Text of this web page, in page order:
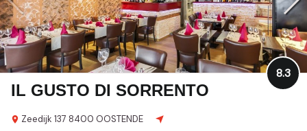
IL GUSTO DI SORRENTO
Zeedijk 137 8400 OOSTENDE
8.3